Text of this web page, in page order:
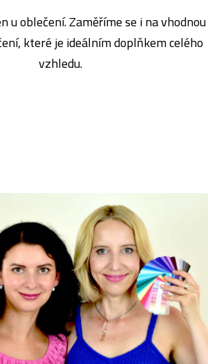
u oblečení. Zaměříme se i na vhodnou
které je ideálním doplňkem celého
vzhledu.